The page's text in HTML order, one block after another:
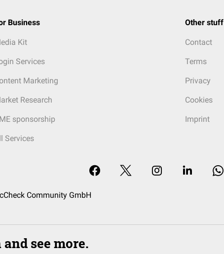
Business
Kit
Services
Marketing
Research
sponsorship
Services
Other stuff
Contact
Terms
Privacy
Cookies
Imprint
Community GmbH
see more.